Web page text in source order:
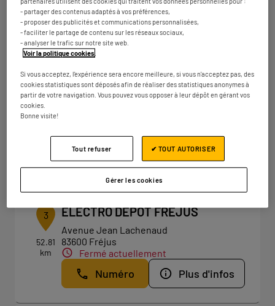
83130 La Garde
Fermé actuellement
Numéro
2
km
ELECTRO DEPOT TOULON
Fermé actuellement
Numéro Plus d'infos
3
52.81
km
ELECTRO DEPOT FREJUS
Avenue Jean Lachenaud
83600 Fréjus
Fermé actuellement
Numéro Plus d'infos
- partager des contenus adaptés à vos préférences,
- proposer des publicités et communications personnalisées,
- faciliter le partage de contenu sur les réseaux sociaux,
- analyser le trafic sur notre site web.
Voir la politique cookies
Si vous acceptez, l'expérience sera encore meilleure, si vous n'acceptez pas, des
cookies statistiques sont déposés afin de réaliser des statistiques anonymes à
partir de votre navigation. Vous pouvez vous opposer à leur dépôt en gérant vos
cookies.
Bonne visite!
Gérer les cookies
Tout refuser ✔ TOUT AUTORISER